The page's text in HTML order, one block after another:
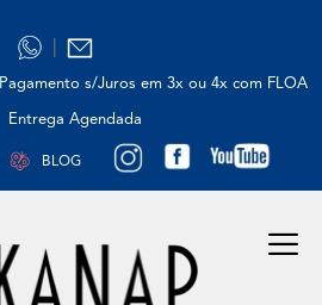
Pagamento s/Juros em 3x ou 4x com FLOA
Entrega Agendada
BLOG